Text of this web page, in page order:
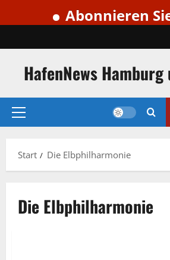
Abonnieren Sie
Inhalt
HafenNews
Primäres
Start Die Elbphilharmonie
Die Elbphilharmonie
Die Elbphilharmonie